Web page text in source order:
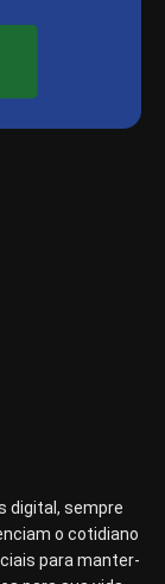
digital, sempre
o cotidiano
para manter-